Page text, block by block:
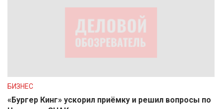
БИЗНЕС
«Бургер Кинг» ускорил приёмку и решил вопросы по